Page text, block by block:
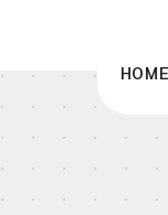
HOME